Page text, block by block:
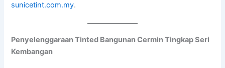
sunicetint.com.my.
Penyelenggaraan Tinted Bangunan Cermin Tingkap Seri
Kembangan